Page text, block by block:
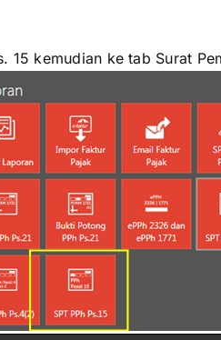
15 kemudian ke tab Surat